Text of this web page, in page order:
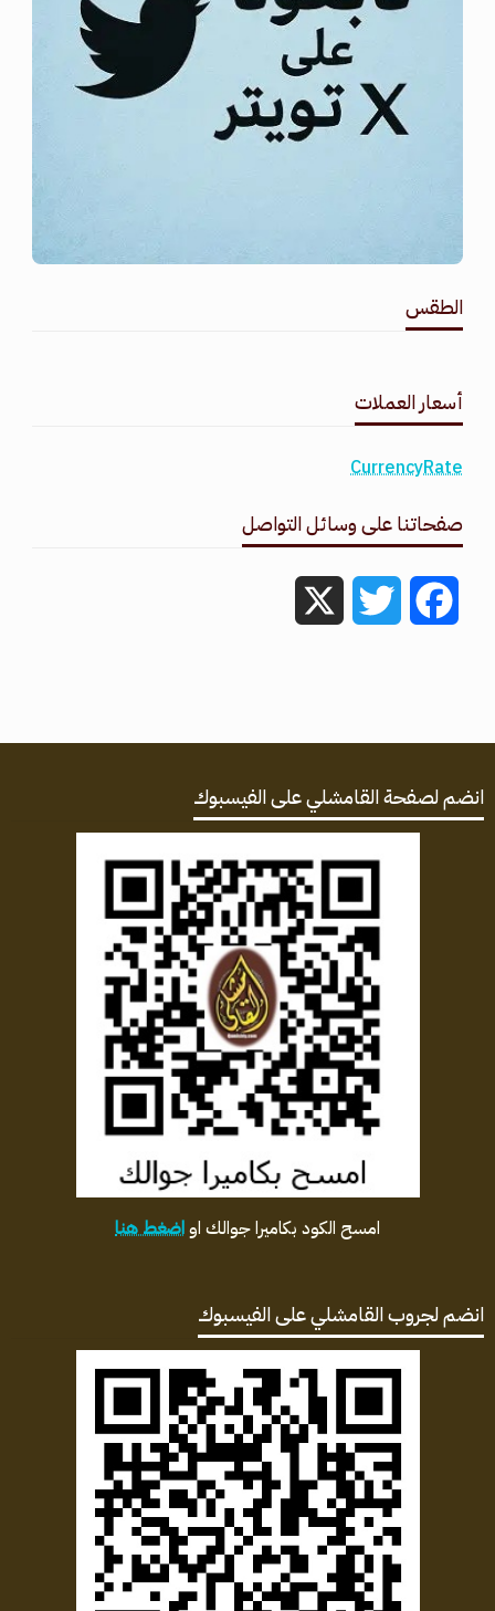
الطقس
أسعار العملات
CurrencyRate
صفحاتنا على وسائل التواصل
Facebook
Twitter
انضم لصفحة القامشلي على الفيسبوك
امسح الكود بكاميرا جوالك اواضغط هنا
انضم لجروب القامشلي على الفيسبوك